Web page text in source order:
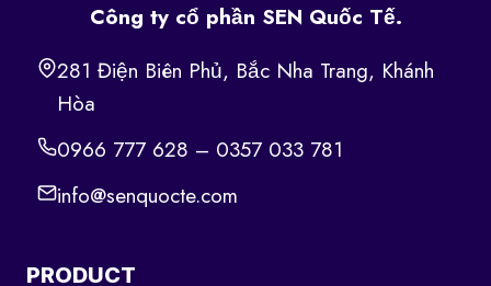
Công ty cổ phần SEN Quốc Tế.
281 Điện Biên Phủ, Bắc Nha Trang, Khánh
Hòa
0966 777 628 – 0357 033 781
info@senquocte.com
PRODUCT